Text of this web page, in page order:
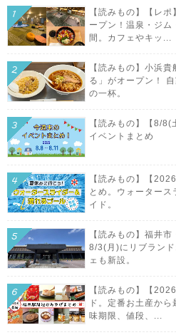
【読みもの】【レ
ープン！温泉・ジム
間。カフェやキッ...
【読みもの】小浜
る」がオープン！
の一杯。
【読みもの】【8/
イベントまとめ
【読みもの】【
とめ。ウォーター
イド。
【読みもの】福井
8/3(月)にリブラン
ェも新設。
【読みもの】【
ド。定番お土産か
味期限、値段、...